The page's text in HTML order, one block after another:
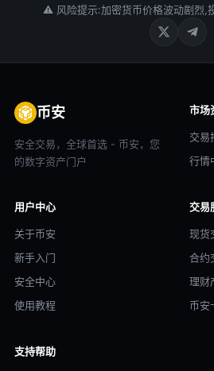
⚠ 风险提示:加密货币价格波动剧烈,
币安
安全交易，全球首选 - 币安，您
的数字资产门户
市场
交易
行情
用户中心
关于币安
新手入门
安全中心
使用教程
交易
现货
合约
理财
币安
支持帮助